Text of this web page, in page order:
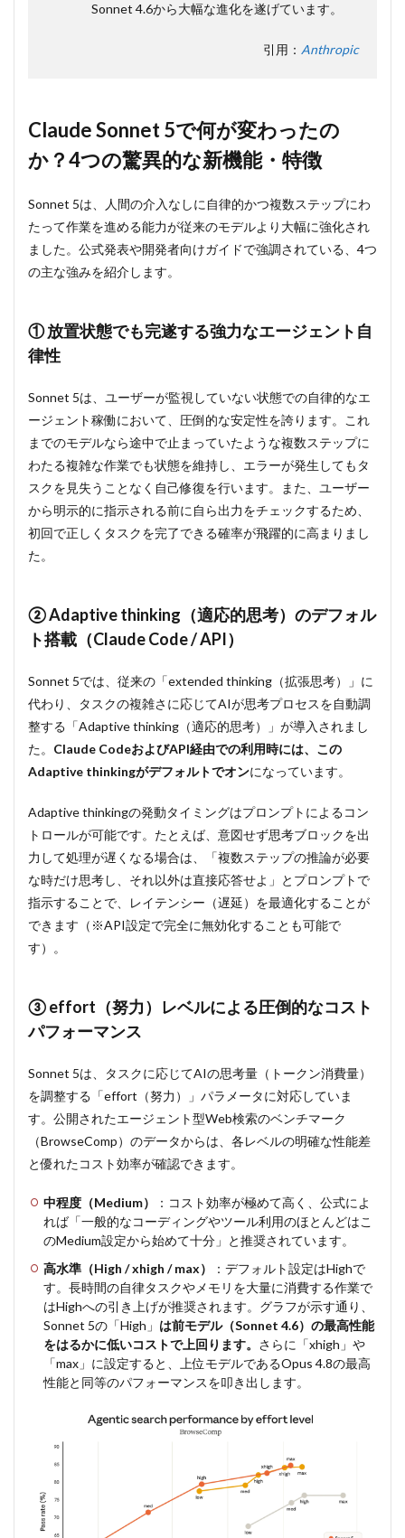
フォーマ
ンス
2.4
100万
トー
クン
の大
容量
コン
ウィ
ウと
な指
行
Claude
Sonnet
5のベ
ーク評
ア
4
Sonnet
5の料
供形態
API経
の利
用料
金
用を防
ぐ
Claude
5の安
5.1
バー
ュリ
ティ
関連
タス
制限
安全
性に
関す
る留
意点
6
まと
め
Sonnet 4.6から大幅な進化を遂げています。
引用： Anthropic
Claude Sonnet 5で何が変わったの
か？4つの驚異的な新機能・特徴
Sonnet 5は、人間の介入なしに自律的かつ複数ステップにわ
たって作業を進める能力が従来のモデルより大幅に強化され
ました。公式発表や開発者向けガイドで強調されている、4つ
の主な強みを紹介します。
① 放置状態でも完遂する強力なエージェント自
律性
Sonnet 5は、ユーザーが監視していない状態での自律的なエ
ージェント稼働において、圧倒的な安定性を誇ります。これ
までのモデルなら途中で止まっていたような複数ステップに
わたる複雑な作業でも状態を維持し、エラーが発生してもタ
スクを見失うことなく自己修復を行います。また、ユーザー
から明示的に指示される前に自ら出力をチェックするため、
初回で正しくタスクを完了できる確率が飛躍的に高まりまし
た。
② Adaptive thinking（適応的思考）のデフォル
ト搭載（Claude Code / API）
Sonnet 5では、従来の「extended thinking（拡張思考）」に
代わり、タスクの複雑さに応じてAIが思考プロセスを自動調
整する「Adaptive thinking（適応的思考）」が導入されまし
た。 Claude CodeおよびAPI経由での利用時には、この
Adaptive thinkingがデフォルトでオンになっています。
Adaptive thinkingの発動タイミングはプロンプトによるコン
トロールが可能です。たとえば、意図せず思考ブロックを出
力して処理が遅くなる場合は、「複数ステップの推論が必要
な時だけ思考し、それ以外は直接応答せよ」とプロンプトで
指示することで、レイテンシー（遅延）を最適化することが
できます（※API設定で完全に無効化することも可能で
す）。
③ effort（努力）レベルによる圧倒的なコスト
パフォーマンス
Sonnet 5は、タスクに応じてAIの思考量（トークン消費量）
を調整する「effort（努力）」パラメータに対応していま
す。公開されたエージェント型Web検索のベンチマーク
（BrowseComp）のデータからは、各レベルの明確な性能差
と優れたコスト効率が確認できます。
中程度（Medium）
：コスト効率が極めて高く、公式によ
れば「一般的なコーディングやツール利用のほとんどはこ
のMedium設定から始めて十分」と推奨されています。
高水準（High / xhigh / max）
：デフォルト設定はHighで
す。長時間の自律タスクやメモリを大量に消費する作業で
はHighへの引き上げが推奨されます。グラフが示す通り、
Sonnet 5の「High」 は前モデル（Sonnet 4.6）の最高性能
をはるかに低いコストで上回ります。 さらに「xhigh」や
「max」に設定すると、上位モデルであるOpus 4.8の最高
性能と同等のパフォーマンスを叩き出します。